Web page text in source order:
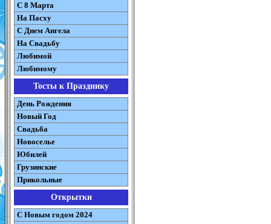
С 8 Марта
На Пасху
C Днем Ангела
На Свадьбу
Любимой
Любимому
Тосты к Празднику
День Рождения
Новый Год
Свадьба
Новоселье
Юбилей
Грузинские
Прикольные
Открытки
С Новым годом 2024